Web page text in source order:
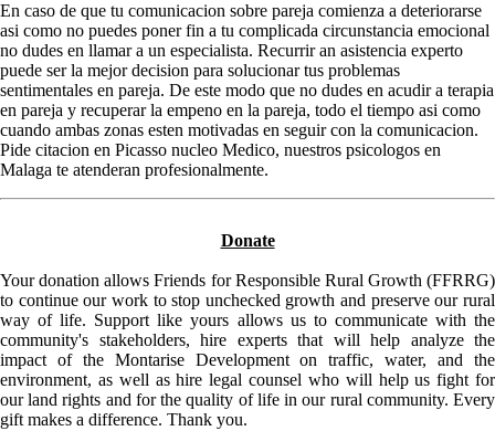
En caso de que tu comunicacion sobre pareja comienza a deteriorarse
asi­ como no puedes poner fin a tu complicada circunstancia emocional
no dudes en llamar a un especialista. Recurrir an asistencia experto
puede ser la mejor decision para solucionar tus problemas
sentimentales en pareja. De este modo que no dudes en acudir a terapia
en pareja y recuperar la empeno en la pareja, todo el tiempo asi­ como
cuando ambas zonas esten motivadas en seguir con la comunicacion.
Pide citacion en Picasso nucleo Medico, nuestros psicologos en
Malaga te atenderan profesionalmente.
Donate
Your donation allows Friends for Responsible Rural Growth (FFRRG)
to continue our work to stop unchecked growth and preserve our rural
way of life. Support like yours allows us to communicate with the
community's stakeholders, hire experts that will help analyze the
impact of the Montarise Development on traffic, water, and the
environment, as well as hire legal counsel who will help us fight for
our land rights and for the quality of life in our rural community. Every
gift makes a difference. Thank you.